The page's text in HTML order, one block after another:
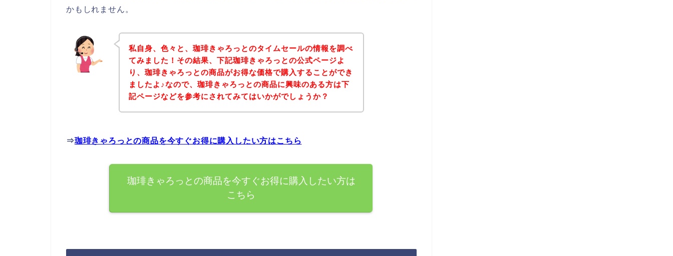
かもしれません。
私自身、色々と、珈琲きゃろっとのタイムセールの情報を調べ
てみました！その結果、下記珈琲きゃろっとの公式ページよ
り、珈琲きゃろっとの商品がお得な価格で購入することができ
ましたよ♪なので、珈琲きゃろっとの商品に興味のある方は下
記ページなどを参考にされてみてはいかがでしょうか？
⇒珈琲きゃろっとの商品を今すぐお得に購入したい方はこちら
珈琲きゃろっとの商品を今すぐお得に購入したい方は
こちら